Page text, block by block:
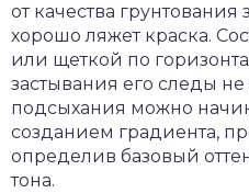
от качества грунтования
хорошо ляжет краска.
или щеткой по
застывания его следы
подсыхания можно
созданием градиента,
определив базовый
тона.